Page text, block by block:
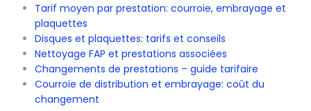
Tarif moyen par prestation: courroie, embrayage et
plaquettes
Disques et plaquettes: tarifs et conseils
Nettoyage FAP et prestations associées
Changements de prestations – guide tarifaire
Courroie de distribution et embrayage: coût du
changement